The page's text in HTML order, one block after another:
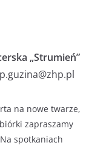
„Strumień”
na nowe twarze,
zapraszamy
spotkaniach